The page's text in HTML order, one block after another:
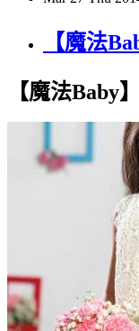
【魔法
【魔法Baby